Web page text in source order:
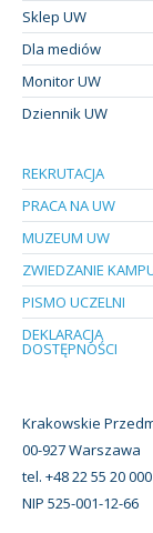
Sklep UW
Dla mediów
Monitor UW
Dziennik UW
REKRUTACJA
PRACA NA UW
MUZEUM UW
ZWIEDZANIE
PISMO UCZELNI
DEKLARACJA
DOSTĘPNOŚCI
Krakowskie
00-927 Warszawa
tel. +48 22 55 20 000
NIP 525-001-12-66